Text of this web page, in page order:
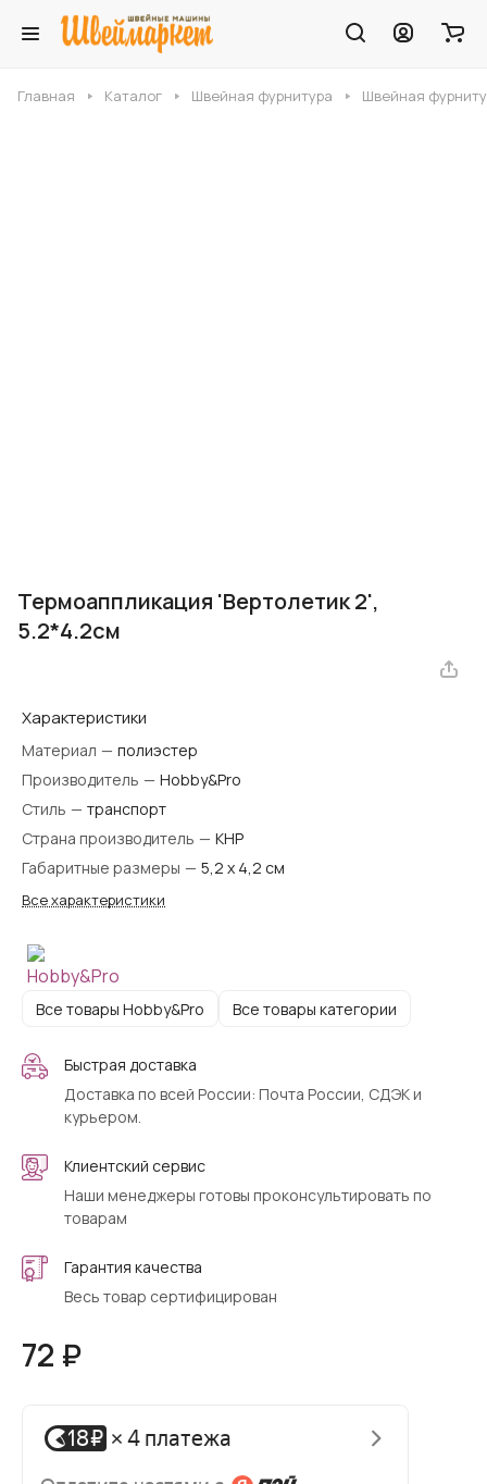
Главная Каталог Швейная фурнитура Швейная
Термоаппликация 'Вертолетик 2',
5.2*4.2см
Характеристики
Материал — полиэстер
Производитель — Hobby&Pro
Стиль — транспорт
Страна производитель — КНР
Габаритные размеры — 5,2 х 4,2 см
Все характеристики
Все товары Hobby&Pro Все товары категории
Быстрая доставка
Доставка по всей России: Почта России, СДЭК и
курьером.
Клиентский сервис
Наши менеджеры готовы проконсультировать по
товарам
Гарантия качества
Весь товар сертифицирован
72 ₽